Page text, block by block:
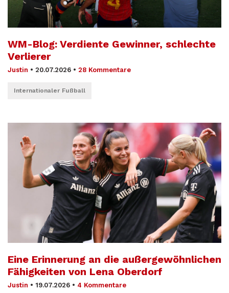
WM-Blog: Verdiente Gewinner, schlechte
Verlierer
Justin • 20.07.2026 • 28 Kommentare
Internationaler Fußball
Eine Erinnerung an die außergewöhnlichen
Fähigkeiten von Lena Oberdorf
Justin • 19.07.2026 • 4 Kommentare